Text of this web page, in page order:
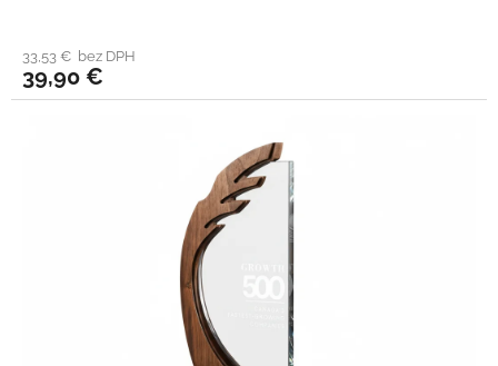
33,53 € bez DPH
39,90 €